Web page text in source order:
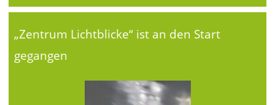
„Zentrum Lichtblicke“ ist an den Start
gegangen